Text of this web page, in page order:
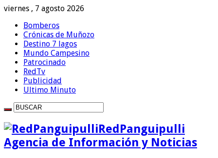
viernes , 7 agosto 2026
Bomberos
Crónicas de Muñozo
Destino 7 lagos
Mundo Campesino
Patrocinado
RedTv
Publicidad
Ultimo Minuto
RedPanguipulli
Agencia de Información y Noticias